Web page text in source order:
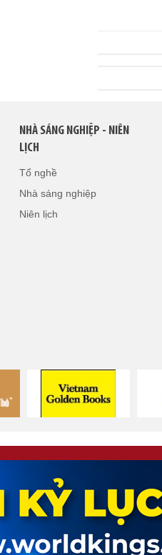
NHÀ SÁNG NGHIỆP - NIÊN
LỊCH
Tổ nghề
Nhà sáng nghiệp
Niên lịch